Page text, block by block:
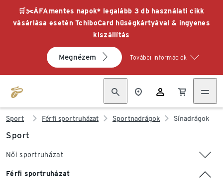
🛒✂️ÁFAmentes napok* legalább 3 db használati cikk
vásárlása esetén TchiboCard hűségkártyával & ingyenes
kiszállítás
Megnézem További információk
Sport Férfi sportruházat Sportnadrágok Sínadrágok
Sport
Női sportruházat
Férfi sportruházat